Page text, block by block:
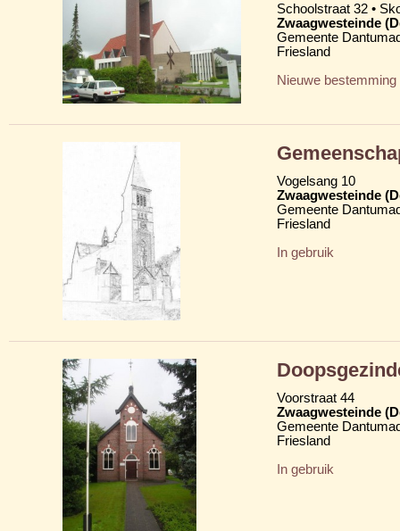
Schoolstraat 32 •
Zwaagwesteinde
Gemeente
Friesland
Nieuwe bestemming
Vogelsang 10
Zwaagwesteinde
Gemeente
Friesland
In gebruik
Voorstraat 44
Zwaagwesteinde
Gemeente
Friesland
In gebruik